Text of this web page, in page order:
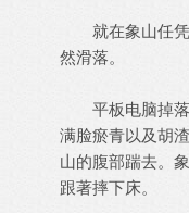
就在象山任凭
然滑落。
平板电脑掉落
满脸瘀青以及胡
山的腹部踹去。
跟著摔下床。